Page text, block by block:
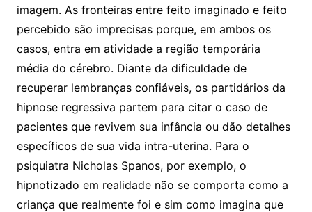
imagem. As fronteiras entre feito imaginado e feito
percebido são imprecisas porque, em ambos os
casos, entra em atividade a região temporária
média do cérebro. Diante da dificuldade de
recuperar lembranças confiáveis, os partidários da
hipnose regressiva partem para citar o caso de
pacientes que revivem sua infância ou dão detalhes
específicos de sua vida intra-uterina. Para o
psiquiatra Nicholas Spanos, por exemplo, o
hipnotizado em realidade não se comporta como a
criança que realmente foi e sim como imagina que